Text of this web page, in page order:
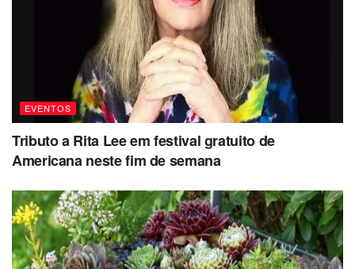
EVENTOS
Tributo a Rita Lee em festival gratuito de
Americana neste fim de semana